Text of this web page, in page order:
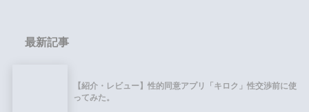
最新記事
【紹介・レビュー】性的同意アプリ「キロク」性交渉前に使
ってみた。